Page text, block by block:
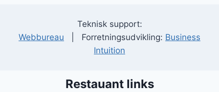
Teknisk support:
Webbureau | Forretningsudvikling: Business
Intuition
Restauant links